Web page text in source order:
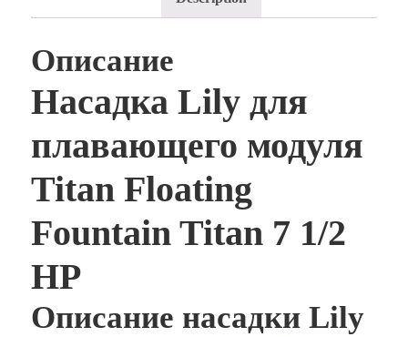
Описание
Насадка Lily для
плавающего модуля
Titan Floating
Fountain Titan 7 1/2
HP
Описание насадки Lily